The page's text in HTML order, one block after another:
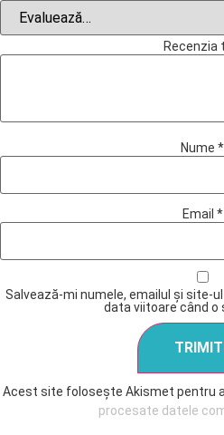
Recenzia
Nume *
Email *
Salvează-mi numele, emailul și site-
data viitoare când o
Acest site folosește Akismet pentru
procesate datele